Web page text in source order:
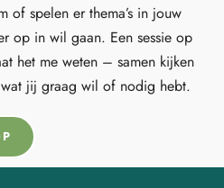
of spelen er thema’s in jouw
op in wil gaan. Een sessie op
het me weten – samen kijken
jij graag wil of nodig hebt.